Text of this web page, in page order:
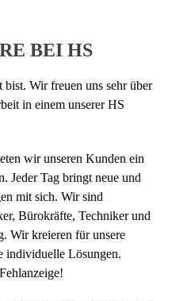
BEI HS
bist. Wir freuen uns sehr über
in einem unserer HS
wir unseren Kunden ein
Jeder Tag bringt neue und
mit sich. Wir sind
Bürokräfte, Techniker und
Wir kreieren für unsere
individuelle Lösungen.